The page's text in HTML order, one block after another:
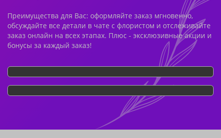
Преимущества для Вас: оформляйте заказ мгновенно,
обсуждайте все детали в чате с флористом и отслеживайте
заказ онлайн на всех этапах. Плюс - эксклюзивные акции и
бонусы за каждый заказ!